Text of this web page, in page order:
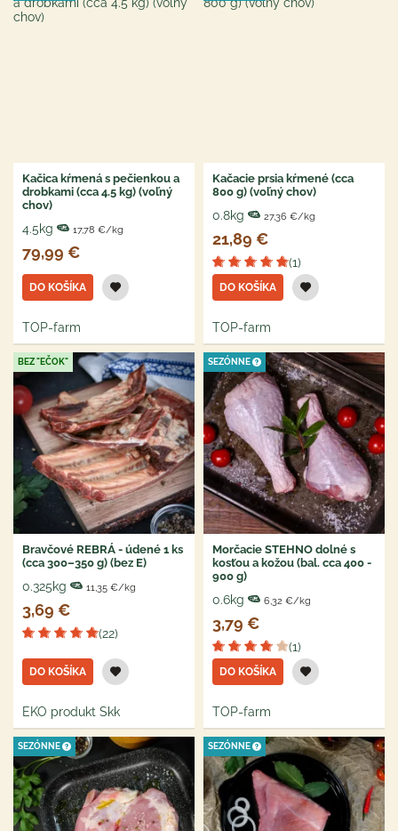
Kačica kŕmená s pečienkou a
drobkami (cca 4.5 kg) (voľný
chov)
4.5kg 17,78 €/kg
79,99 €
DO KOŠÍKA
TOP-farm
Kačacie prsia kŕmené (cca
800 g) (voľný chov)
0.8kg 27,36 €/kg
21,89 €
(1)
DO KOŠÍKA
TOP-farm
BEZ "EČOK"
Bravčové REBRÁ - údené 1 ks
(cca 300–350 g) (bez E)
0.325kg 11,35 €/kg
3,69 €
(22)
DO KOŠÍKA
EKO produkt Skk
SEZÓNNE
Morčacie STEHNO dolné s
kosťou a kožou (bal. cca 400 -
900 g)
0.6kg 6,32 €/kg
3,79 €
(1)
DO KOŠÍKA
TOP-farm
SEZÓNNE SEZÓNNE